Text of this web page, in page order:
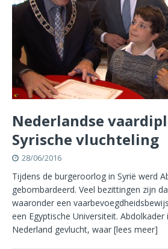
Nederlandse
Syrische vluchteling
28/06/2016
Tijdens de burgeroorlog in Syrië werd
gebombardeerd. Veel bezittingen zijn
waaronder een
een Egyptische Universiteit.
Nederland gevlucht, waar [lees meer]